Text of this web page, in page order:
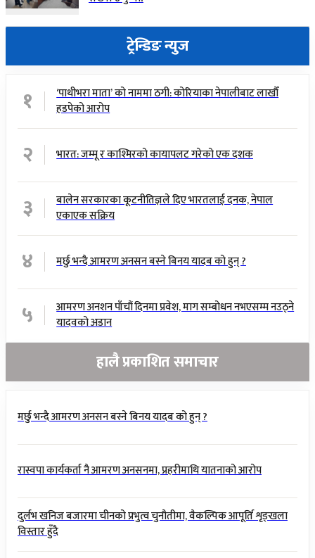
ट्रेन्डिङ न्युज
१
‘पाथीभरा माता’ को नाममा ठगी: कोरियाका नेपालीबाट लाखौँ
हडपेको आरोप
२ भारत: जम्मू र काश्मिरको कायापलट गरेको एक दशक
३
बालेन सरकारका कूटनीतिज्ञले दिए भारतलाई दनक, नेपाल
एकाएक सक्रिय
४ मर्छु भन्दै आमरण अनसन बस्ने बिनय यादब को हुन् ?
५
आमरण अनशन पाँचौं दिनमा प्रवेश, माग सम्बोधन नभएसम्म नउठ्ने
यादवको अडान
हालै प्रकाशित समाचार
मर्छु भन्दै आमरण अनसन बस्ने बिनय यादब को हुन् ?
रास्वपा कार्यकर्ता नै आमरण अनसनमा, प्रहरीमाथि यातनाको आरोप
दुर्लभ खनिज बजारमा चीनको प्रभुत्व चुनौतीमा, वैकल्पिक आपूर्ति शृङ्खला
विस्तार हुँदै